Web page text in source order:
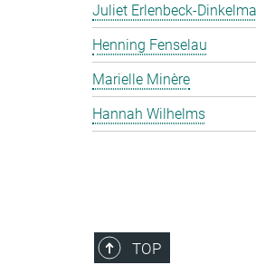
Juliet Erlenbeck-
Henning Fenselau
Marielle Minère
Hannah Wilhelms
TOP